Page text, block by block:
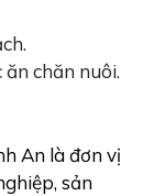
chăn nuôi.
An là đơn vị
sản